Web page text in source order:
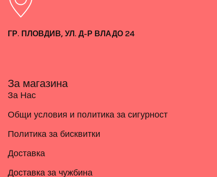
ГР. ПЛОВДИВ, УЛ. Д-Р ВЛАДО 24
За магазина
За Нас
Общи условия и политика за сигурност
Политика за бисквитки
Доставка
Доставка за чужбина